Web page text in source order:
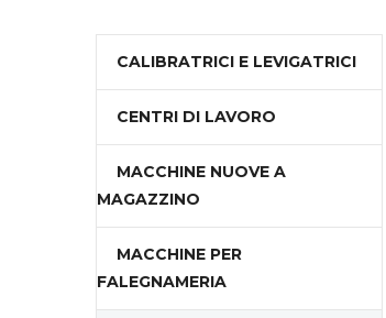
CALIBRATRICI E LEVIGATRICI
CENTRI DI LAVORO
MACCHINE NUOVE A
MAGAZZINO
MACCHINE PER
FALEGNAMERIA